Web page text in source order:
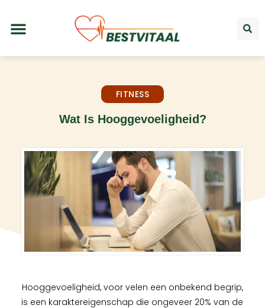
FITNESS
Wat Is Hooggevoeligheid?
Hooggevoeligheid, voor velen een onbekend begrip,
is een karaktereigenschap die ongeveer 20% van de